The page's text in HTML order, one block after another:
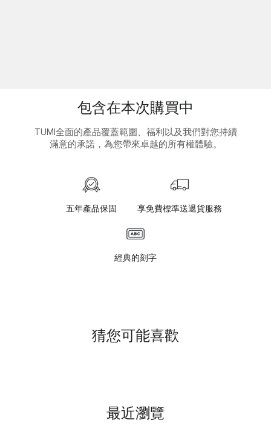
包含在本次購買中
TUMI全面的產品覆蓋範圍、福利以及我們對您持續
滿意的承諾，為您帶來卓越的所有權體驗。
五年產品保固 享免費標準送退貨服務
經典的刻字
猜您可能喜歡
最近瀏覽